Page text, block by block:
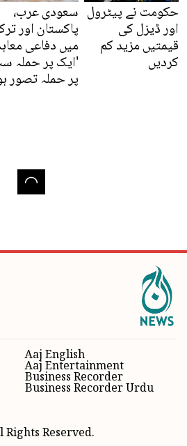
حکومت نے پیٹرول
اور ڈیزل کی
قیمتیں مزید کم
کردیں
سعودی عرب،
پاکستان اور
میں دفاعی
'ایک پر حملہ
پر حملہ تصور
Aaj English
Aaj Entertainment
Business Recorder
Business Recorder Urdu
Rights Reserved.